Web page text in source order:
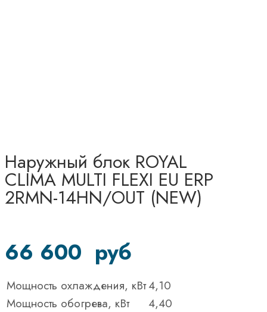
Наружный блок ROYAL
CLIMA MULTI FLEXI EU ERP
2RMN-14HN/OUT (NEW)
66 600 руб
Мощность охлаждения, кВт4,10
Мощность обогрева, кВт
4,40